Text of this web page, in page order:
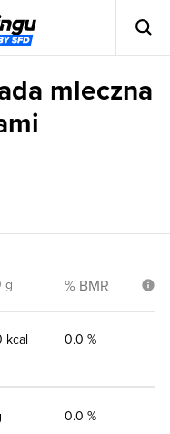
mleczna
g % BMR
kcal 0.0 %
0.0 %